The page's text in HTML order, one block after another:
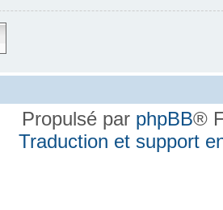
Propulsé par phpBB®
Traduction et support